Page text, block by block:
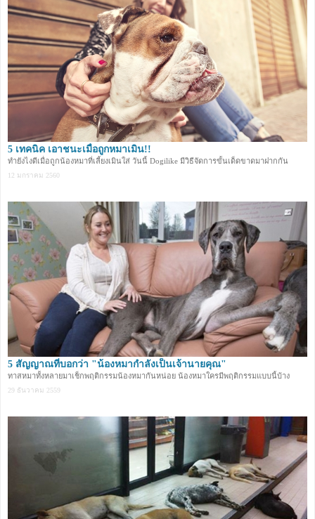
5 เทคนิค เอาชนะเมื่อถูกหมาเมิน!!
ทำยังไงดีเมื่อถูกน้องหมาที่เลี้ยงเมินใส่ วันนี้ Dogilike มีวิธีจัดการขั้นเด็ดขาดมาฝากกัน
12 มกราคม 2560
5 สัญญาณที่บอกว่า "น้องหมากำลังเป็นเจ้านายคุณ"
ทาสหมาทั้งหลายมาเช็กพฤติกรรมน้องหมากันหน่อย น้องหมาใครมีพฤติกรรมแบบนี้บ้าง
29 ธันวาคม 2559